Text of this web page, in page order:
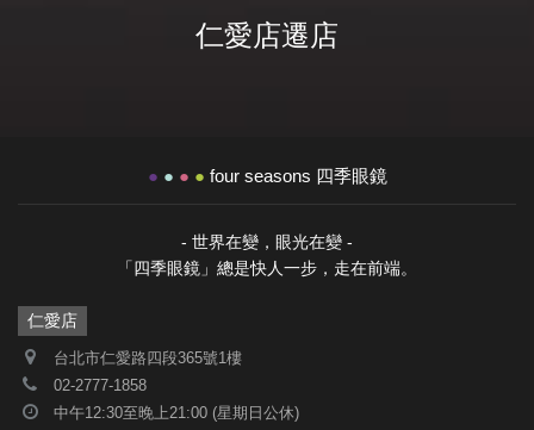
仁愛店遷店
● ● ● ● four seasons 四季眼鏡
- 世界在變，眼光在變 -
「四季眼鏡」總是快人一步，走在前端。
仁愛店
台北市仁愛路四段365號1樓
02-2777-1858
中午12:30至晚上21:00 (星期日公休)